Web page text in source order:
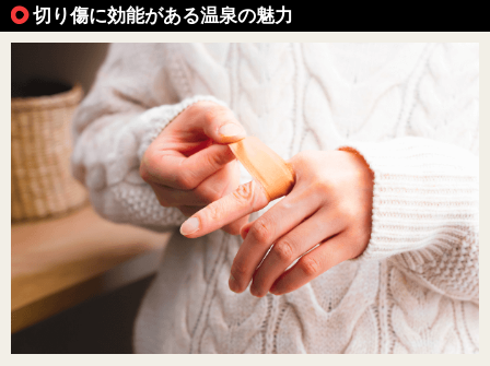
切り傷に効能がある温泉の魅力